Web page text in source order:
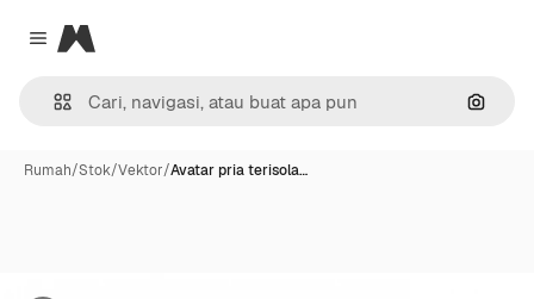
Close menu
Magnific
Rumah/Stok/Vektor/Avatar pria terisola…